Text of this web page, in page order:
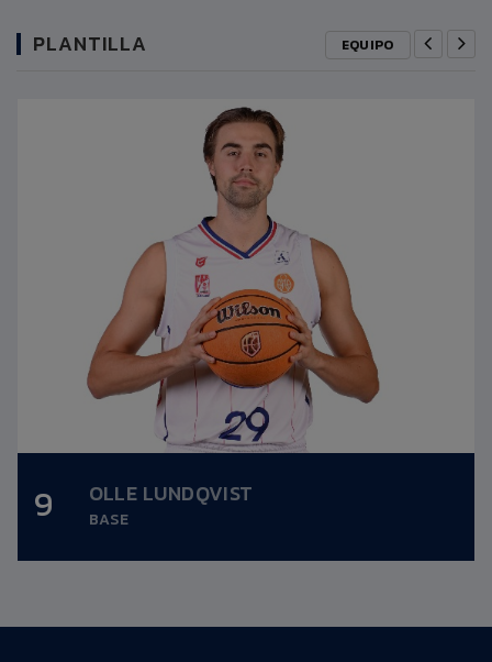
PLANTILLA EQUIPO
9 OLLE LUNDQVIST
BASE
Altura: 1,99m.
Fecha nacimiento: